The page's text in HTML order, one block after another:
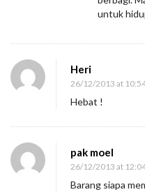
untuk
Heri
26/12/2013 at
Hebat !
pak moel
26/12/2013 at
Barang siapa